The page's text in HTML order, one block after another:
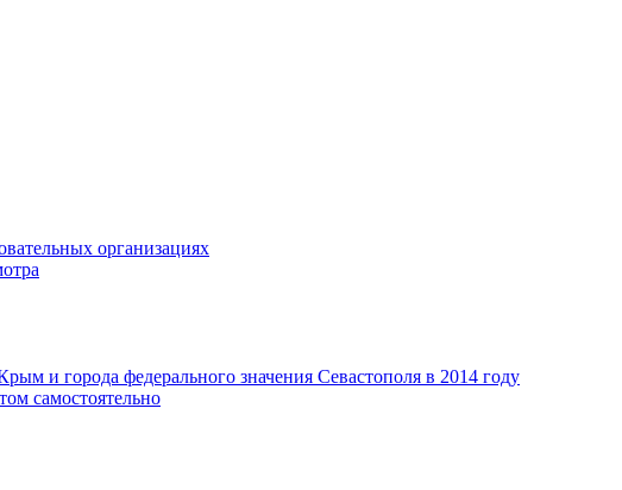
организациях
и города федерального значения Севастополя в 2014 году
самостоятельно